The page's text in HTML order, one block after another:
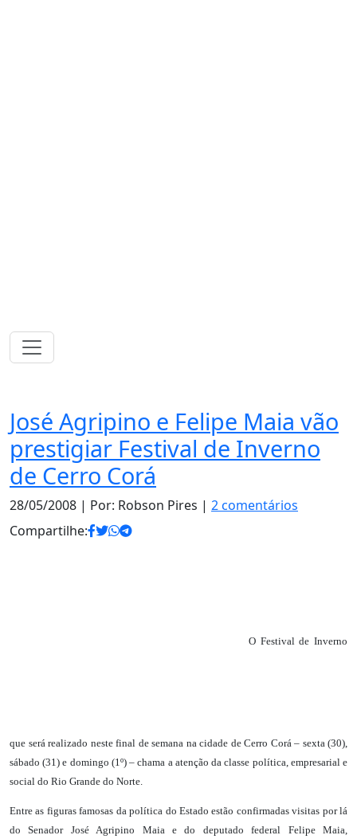
José Agripino e Felipe Maia vão
prestigiar Festival de Inverno
de Cerro Corá
28/05/2008 | Por: Robson Pires | 2 comentários
Compartilhe:
O Festival de Inverno
que será realizado neste final de semana na cidade de Cerro Corá – sexta (30),
sábado (31) e domingo (1º) – chama a atenção da classe política, empresarial e
social do Rio Grande do Norte.
Entre as figuras famosas da política do Estado estão confirmadas visitas por lá
do Senador José Agripino Maia e do deputado federal Felipe Maia,